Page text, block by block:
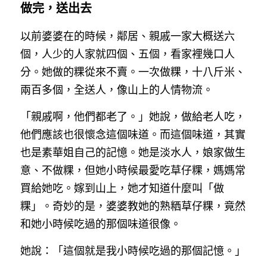
做完，送出去
以前婆婆在的時候，鄰居、親戚一家大概送六
個，人少的人家就四個、五個，看家裡幾口人
分。她做的粿從來不賣。一次做粿，十八斤米、
兩百多個，全送人，像山上的人情物流。
「親戚啊，他們都老了。」她說，做給老人吃，
他們應該也很懷念這個味道。而這個味道，其實
也是素華姐自己的記憶。她是淡水人，娘家做生
意、不做粿，但她小時候最愛吃草仔粿，媽媽常
買給她吃。嫁到山上，她才知道什麼叫「做
粿」。奇妙的是，婆婆教她的熟粞草仔粿，竟然
和她小時候吃過的那個味道很像。
她說：「這個就是我小時候吃過的那個記憶。」